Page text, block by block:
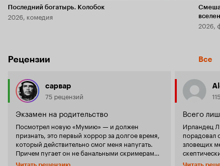
Последний богатырь. Колобок
2026, комедия
2026,
Рецензии Все
сарвар
75 рецензий
Экзамен на родительство
Посмотрел новую «Мумию» — и должен
признать, это первый хоррор за долгое время,
который действительно смог меня напугать.
Причем пугает он не банальными скримерами,
а самой ситуацией, в которую попали герои.
Всего
Ирландец
порадовал
зловещих
жестоко,